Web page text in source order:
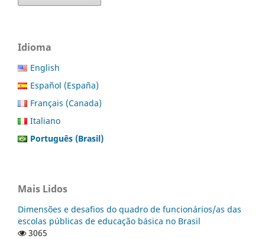
Idioma
English
Español (España)
Français (Canada)
Italiano
Português (Brasil)
Mais Lidos
Dimensões e desafios do quadro de funcionários/as das
escolas públicas de educação básica no Brasil
3065